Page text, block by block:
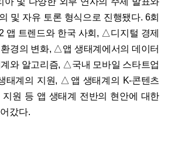
및 자유 토론 형식으로 진행됐다. 6회
앱 트렌드와 한국 사회, △디지털 경제
경의 변화, △앱 생태계에서의 데이터
와 알고리즘, △국내 모바일 스타트업
태계의 지원, △앱 생태계의 K-콘텐츠
지원 등 앱 생태계 전반의 현안에 대한
갔다.